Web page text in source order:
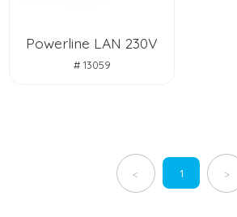
Powerline LAN 230V
# 13059
< 1 >